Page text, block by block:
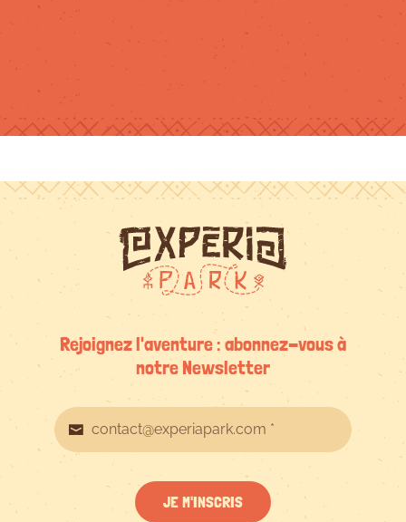
Rejoignez l'aventure : abonnez-vous à
notre Newsletter
JE M'INSCRIS